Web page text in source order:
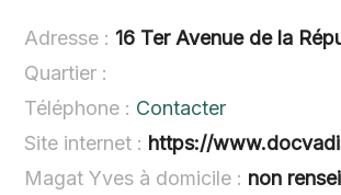
Adresse : 16 Ter Avenue de la
Quartier :
Téléphone : Contacter
Site internet : https://
Magat Yves à domicile : non